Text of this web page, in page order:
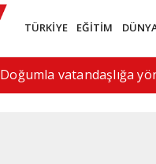
TÜRKİYE EĞİTİM
Tayland'da okula silahlı